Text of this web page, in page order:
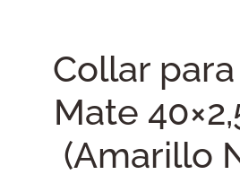
Collar
Mate
(Amarillo